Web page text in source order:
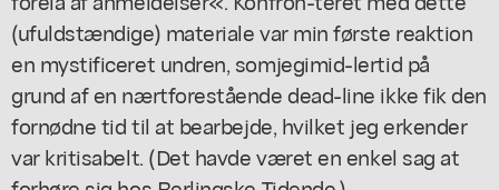
(ufuldstændige) materiale var min første reaktion
en mystificeret undren, somjegimid-lertid på
grund af en nærtforestående dead-line ikke fik den
fornødne tid til at bearbejde, hvilket jeg erkender
var kritisabelt. (Det havde været en enkel sag at